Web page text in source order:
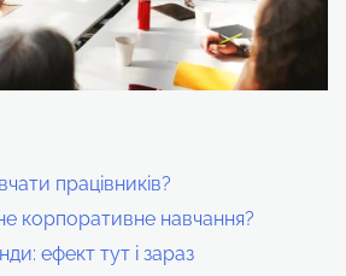
працівників?
корпоративне навчання?
ефект тут і зараз